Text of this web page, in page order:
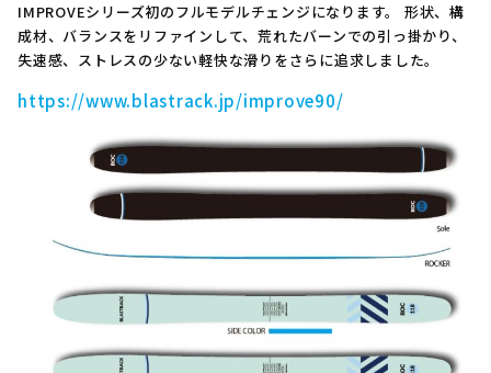
IMPROVEシリーズ初のフルモデルチェンジになります。 形状、構
成材、バランスをリファインして、荒れたバーンでの引っ掛かり、
失速感、ストレスの少ない軽快な滑りをさらに追求しました。
https://www.blastrack.jp/improve90/